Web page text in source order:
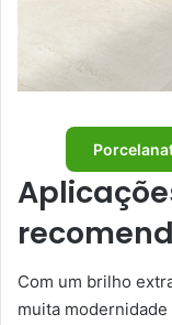
Com um brilho
muita